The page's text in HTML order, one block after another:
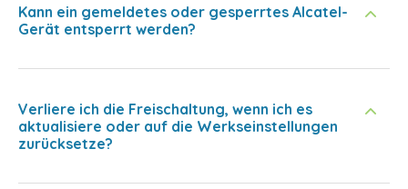
Kann ein gemeldetes oder gesperrtes Alcatel-
Gerät entsperrt werden?
Verliere ich die Freischaltung, wenn ich es
aktualisiere oder auf die Werkseinstellungen
zurücksetze?